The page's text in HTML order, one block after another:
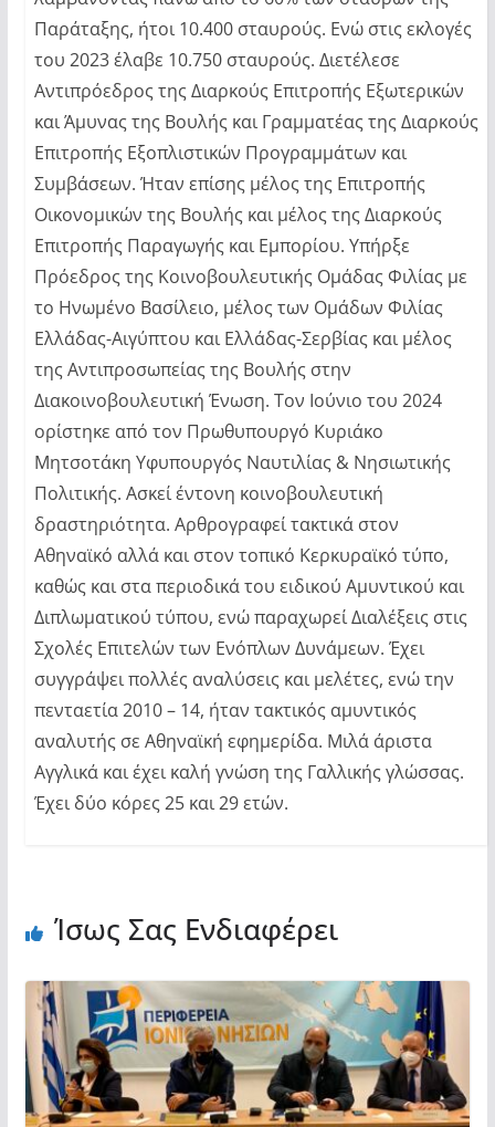
Παράταξης, ήτοι 10.400 σταυρούς. Ενώ στις εκλογές
του 2023 έλαβε 10.750 σταυρούς. Διετέλεσε
Αντιπρόεδρος της Διαρκούς Επιτροπής Εξωτερικών
και Άμυνας της Βουλής και Γραμματέας της Διαρκούς
Επιτροπής Εξοπλιστικών Προγραμμάτων και
Συμβάσεων. Ήταν επίσης μέλος της Επιτροπής
Οικονομικών της Βουλής και μέλος της Διαρκούς
Επιτροπής Παραγωγής και Εμπορίου. Υπήρξε
Πρόεδρος της Κοινοβουλευτικής Ομάδας Φιλίας με
το Ηνωμένο Βασίλειο, μέλος των Ομάδων Φιλίας
Ελλάδας-Αιγύπτου και Ελλάδας-Σερβίας και μέλος
της Αντιπροσωπείας της Βουλής στην
Διακοινοβουλευτική Ένωση. Τον Ιούνιο του 2024
ορίστηκε από τον Πρωθυπουργό Κυριάκο
Μητσοτάκη Υφυπουργός Ναυτιλίας & Νησιωτικής
Πολιτικής. Ασκεί έντονη κοινοβουλευτική
δραστηριότητα. Αρθρογραφεί τακτικά στον
Αθηναϊκό αλλά και στον τοπικό Κερκυραϊκό τύπο,
καθώς και στα περιοδικά του ειδικού Αμυντικού και
Διπλωματικού τύπου, ενώ παραχωρεί Διαλέξεις στις
Σχολές Επιτελών των Ενόπλων Δυνάμεων. Έχει
συγγράψει πολλές αναλύσεις και μελέτες, ενώ την
πενταετία 2010 – 14, ήταν τακτικός αμυντικός
αναλυτής σε Αθηναϊκή εφημερίδα. Μιλά άριστα
Αγγλικά και έχει καλή γνώση της Γαλλικής γλώσσας.
Έχει δύο κόρες 25 και 29 ετών.
Ίσως Σας Ενδιαφέρει